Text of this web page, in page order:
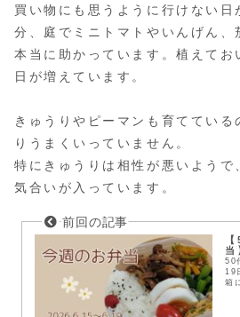
買い物にも思うように行けない日
分、庭でミニトマトやいんげん、
本当に助かっています。植えてお
日が増えています。
きゅうりやピーマンも育てている
りうまくいっていません。
特にきゅうりは相性が悪いようで
気合いが入っています。
50
19
箱